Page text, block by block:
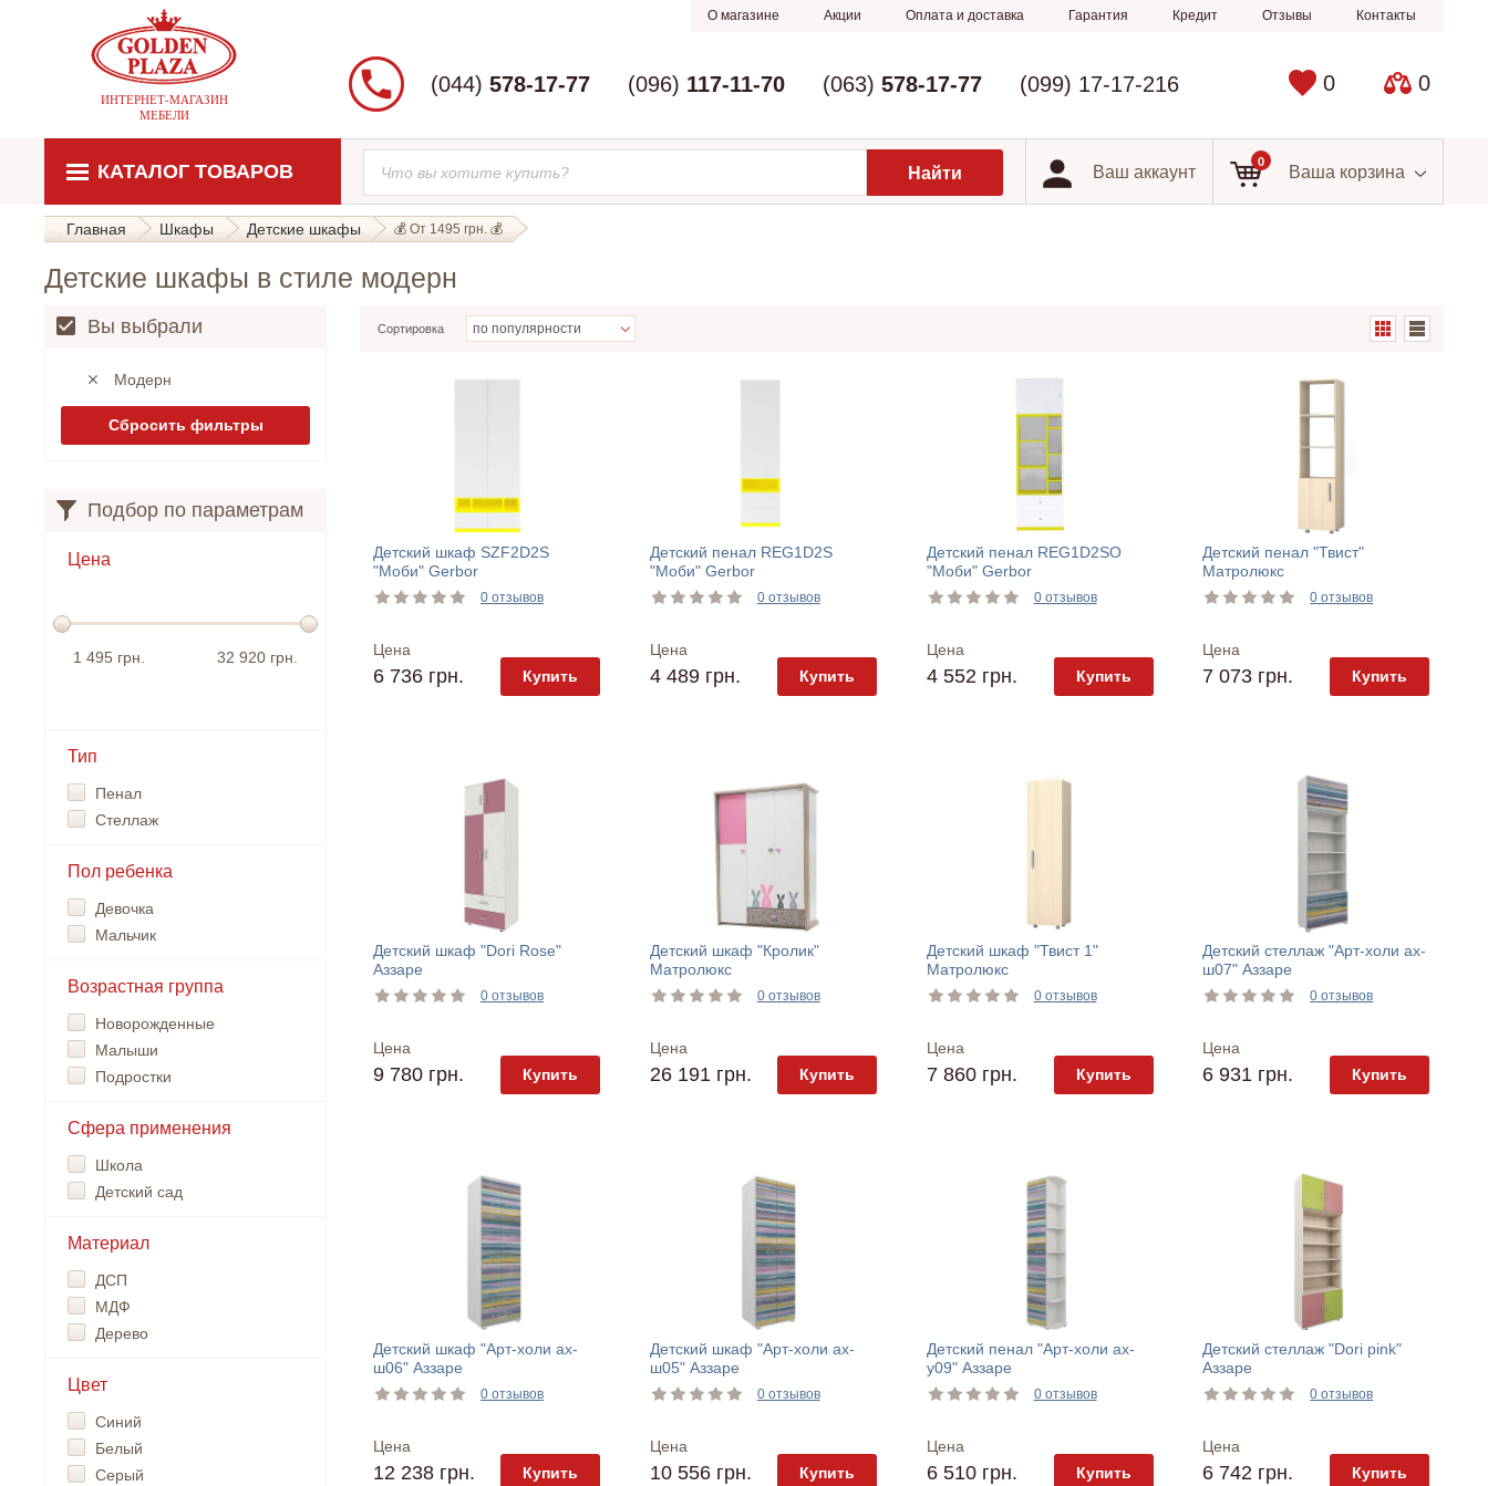
ИНТЕРНЕТ-МАГАЗИН
МЕБЕЛИ
О магазине Акции Оплата и доставка Гарантия Кредит Отзывы Контакты
0 0
(044) 578-17-77 (096) 117-11-70 (063) 578-17-77 (099) 17-17-216
КАТАЛОГ ТОВАРОВ Ваш аккаунт
0
Ваша корзина
Главная Шкафы Детские шкафы 💰 От 1495 грн. 💰
Детские шкафы в стиле модерн
Вы выбрали
Модерн
Сбросить фильтры
Подбор по параметрам
Цена
1 495 грн. 32 920 грн.
Тип
Пенал
Стеллаж
Пол ребенка
Девочка
Мальчик
Возрастная группа
Новорожденные
Малыши
Подростки
Сфера применения
Школа
Детский сад
Материал
ДСП
МДФ
Дерево
Цвет
Синий
Белый
Серый
Сортировка
Детский шкаф SZF2D2S
"Моби" Gerbor
0 отзывов
Цена
6 736 грн. Купить
Детский пенал REG1D2S
"Моби" Gerbor
0 отзывов
Цена
4 489 грн. Купить
Детский пенал REG1D2SO
"Моби" Gerbor
0 отзывов
Цена
4 552 грн. Купить
Детский пенал "Твист"
Матролюкс
0 отзывов
Цена
7 073 грн. Купить
Детский шкаф "Dori Rose"
Аззаре
0 отзывов
Цена
9 780 грн. Купить
Детский шкаф "Кролик"
Матролюкс
0 отзывов
Цена
26 191 грн. Купить
Детский шкаф "Твист 1"
Матролюкс
0 отзывов
Цена
7 860 грн. Купить
Детский стеллаж "Арт-холи ах-
ш07" Аззаре
0 отзывов
Цена
6 931 грн. Купить
Детский шкаф "Арт-холи ах-
ш06" Аззаре
0 отзывов
Цена
12 238 грн. Купить
Детский шкаф "Арт-холи ах-
ш05" Аззаре
0 отзывов
Цена
10 556 грн. Купить
Детский пенал "Арт-холи ах-
у09" Аззаре
0 отзывов
Цена
6 510 грн. Купить
Детский стеллаж "Dori pink"
Аззаре
0 отзывов
Цена
6 742 грн. Купить